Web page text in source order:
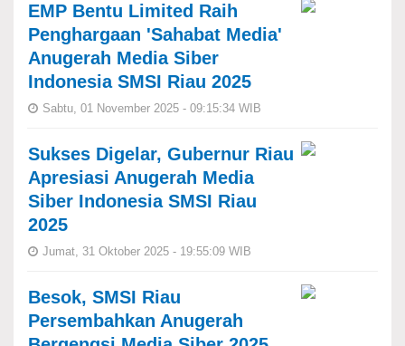
EMP Bentu Limited Raih
Penghargaan 'Sahabat Media'
Anugerah Media Siber
Indonesia SMSI Riau 2025
Sabtu, 01 November 2025 - 09:15:34 WIB
Sukses Digelar, Gubernur Riau
Apresiasi Anugerah Media
Siber Indonesia SMSI Riau
2025
Jumat, 31 Oktober 2025 - 19:55:09 WIB
Besok, SMSI Riau
Persembahkan Anugerah